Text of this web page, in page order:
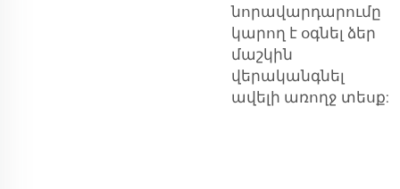
նորավարդարումը
կարող է օգնել ձեր
մաշկին
վերականգնել
ավելի առողջ տեսք: